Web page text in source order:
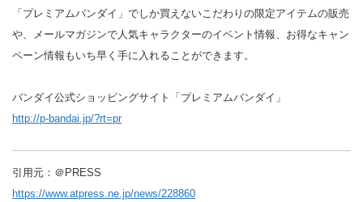
「プレミアムバンダイ」でしか買えないこだわりの限定アイテムの販売
や、メールマガジンで人気キャラクターのイベント情報、お得なキャン
ペーン情報もいち早く手に入れることができます。
バンダイ公式ショッピングサイト「プレミアムバンダイ」
http://p-bandai.jp/?rt=pr
引用元：＠PRESS
https://www.atpress.ne.jp/news/228860